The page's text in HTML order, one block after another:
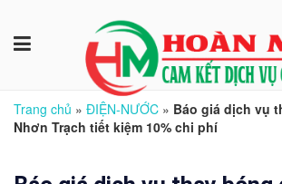
Trang chủ » ĐIỆN-NƯỚC » Báo giá dịch vụ
Nhơn Trạch tiết kiệm 10% chi phí